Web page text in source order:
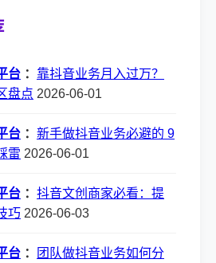
台 ： 靠抖音业务月入过万？
盘点 2026-06-01
台 ： 新手做抖音业务必避的 9
雷 2026-06-01
台 ： 抖音文创商家必看：提
巧 2026-06-03
台 ：
团队做抖音业务如何分